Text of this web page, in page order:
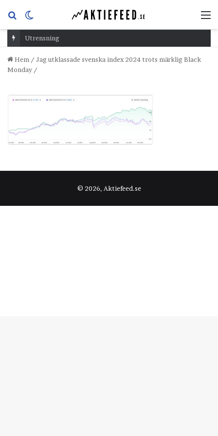
Sök
efterskin
Utrensning
Hem / Jag utklassade svenska index 2024 trots märklig Black
Monday /
© 2026, Aktiefeed.se